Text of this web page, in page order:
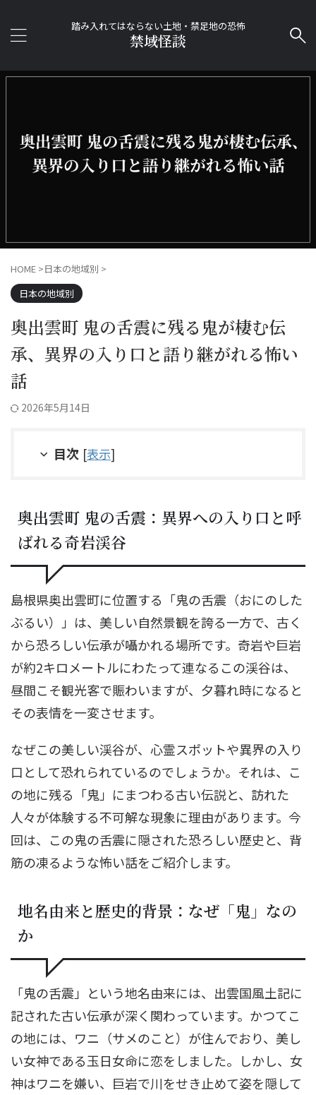
踏み入れてはならない土地・禁足地の恐怖
禁域怪談
HOME >日本の地域別 >
日本の地域別
奥出雲町 鬼の舌震に残る鬼が棲む伝
承、異界の入り口と語り継がれる怖い
話
2026年5月14日
目次 [表示]
奥出雲町 鬼の舌震：異界への入り口と呼
ばれる奇岩渓谷
島根県奥出雲町に位置する「鬼の舌震（おにのした
ぶるい）」は、美しい自然景観を誇る一方で、古く
から恐ろしい伝承が囁かれる場所です。奇岩や巨岩
が約2キロメートルにわたって連なるこの渓谷は、
昼間こそ観光客で賑わいますが、夕暮れ時になると
その表情を一変させます。
なぜこの美しい渓谷が、心霊スポットや異界の入り
口として恐れられているのでしょうか。それは、こ
の地に残る「鬼」にまつわる古い伝説と、訪れた
人々が体験する不可解な現象に理由があります。今
回は、この鬼の舌震に隠された恐ろしい歴史と、背
筋の凍るような怖い話をご紹介します。
地名由来と歴史的背景：なぜ「鬼」なの
か
「鬼の舌震」という地名由来には、出雲国風土記に
記された古い伝承が深く関わっています。かつてこ
の地には、ワニ（サメのこと）が住んでおり、美し
い女神である玉日女命に恋をしました。しかし、女
神はワニを嫌い、巨岩で川をせき止めて姿を隠して